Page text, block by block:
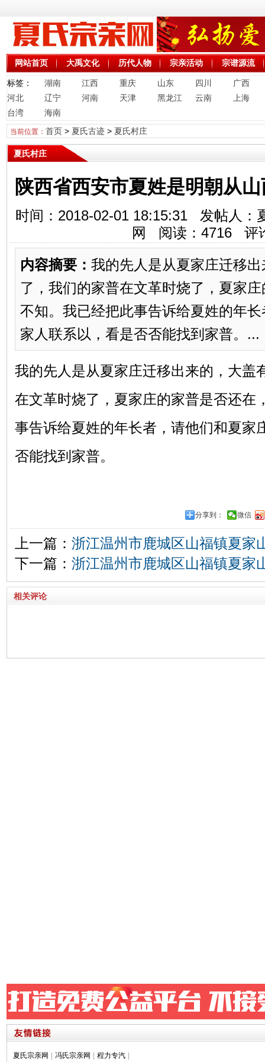
网站首页 大禹文化 历代人物 宗亲活动 宗谱源流
标签： 湖南 江西 重庆 山东 四川
广西
河北
辽宁 河南 天津 黑龙江 云南
上海
台湾
海南
当前位置： 首页> 夏氏古迹> 夏氏村庄
夏氏村庄
陕西省西安市夏姓是明朝从
时间：2018-02-01 18:15:31 发帖人
网 阅读： 4716 评
内容摘要： 我的先人是从夏家庄迁移
了，我们的家普在文革时烧了，夏家
不知。我已经把此事告诉给夏姓的年
家人联系以，看是否否能找到家普。...
我的先人是从夏家庄迁移出来的，大盖
在文革时烧了，夏家庄的家普是否还在
事告诉给夏姓的年长者，请他们和夏家
否能找到家普。
分享到： 微信
上一篇： 浙江温州市鹿城区山福镇夏家
下一篇： 浙江温州市鹿城区山福镇夏家
相关评论
夏氏宗亲网 冯氏宗亲网 程力专汽